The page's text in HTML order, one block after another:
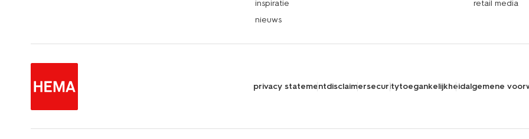
inspiratie
nieuws
retail media
privacy statementdisclaimersecuritytoegankelijkheidalgemene